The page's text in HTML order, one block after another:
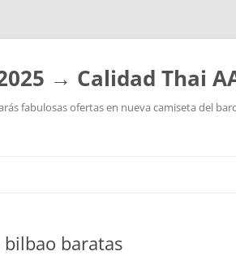
→ Calidad Thai
fabulosas ofertas en nueva camiseta del
baratas